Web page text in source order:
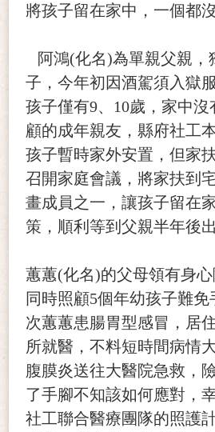
將孩子留在家中，一個都
阿鴻(化名)為單親父親，
子，今年初因酒駕須入獄
孩子僅有9、10歲，家中
顧的成年親友，縣府社工
孩子暫時家外安置，但家
召開家庭會議，將家扶到
畫成員之一，讓孩子留在
策，順利等到父親半年後出
蕙蕙(化名)的父母領有身
同時照顧5個年幼孩子難
次蕙蕙患腸胃型感冒，居
所就醫，不料短時間病情
腹膜炎送往大醫院急救，
了手腳不知該如何應對，
社工聯合醫療團隊的照護